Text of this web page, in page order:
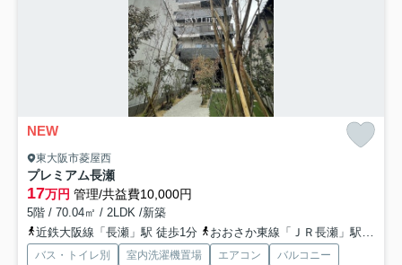
NEW
東大阪市菱屋西
プレミアム長瀬
17万円 管理/共益費10,000円
5階 / 70.04㎡ / 2LDK /新築
近鉄大阪線「長瀬」駅 徒歩1分
おおさか東線「ＪＲ長瀬」駅 徒歩11分
バス・トイレ別 室内洗濯機置場 エアコン
バルコニー